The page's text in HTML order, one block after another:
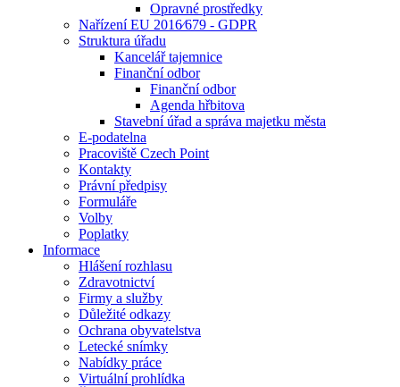
Opravné prostředky
Nařízení EU 2016⁄679 - GDPR
Struktura úřadu
Kancelář tajemnice
Finanční odbor
Finanční odbor
Agenda hřbitova
Stavební úřad a správa majetku města
E-podatelna
Pracoviště Czech Point
Kontakty
Právní předpisy
Formuláře
Volby
Poplatky
Informace
Hlášení rozhlasu
Zdravotnictví
Firmy a služby
Důležité odkazy
Ochrana obyvatelstva
Letecké snímky
Nabídky práce
Virtuální prohlídka